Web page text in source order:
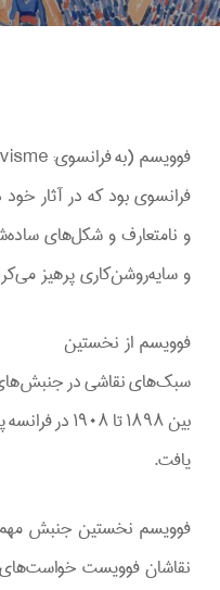
فوویسم (به فرانسوی:
فرانسوی بود که در آثار
و نامتعارف و شکل‌های
و سایه‌روشن‌کاری پرهیز
فوویسم از نخستین
سبک‌های نقاشی در جنبش‌های
بین ۱۸۹۸ تا
یافت.
فوویسم نخستین جنبش
نقاشان فوویست خواست‌های